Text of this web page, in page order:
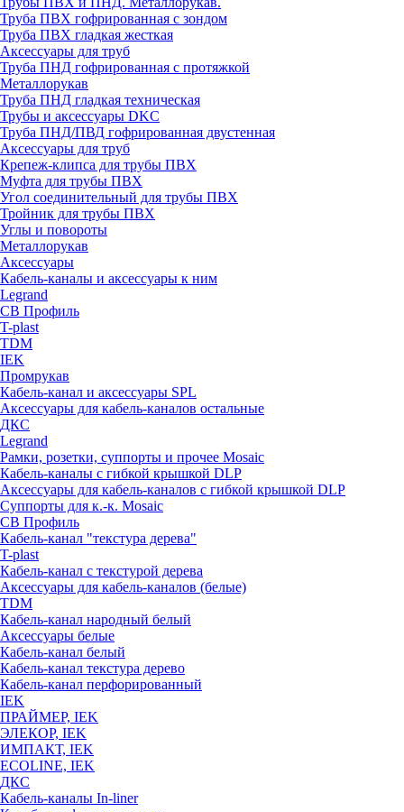
Труба ПВХ гофрированная с зондом
Труба ПВХ гладкая жесткая
Аксессуары для труб
Труба ПНД гофрированная с протяжкой
Металлорукав
Труба ПНД гладкая техническая
Трубы и аксессуары DKC
Труба ПНД/ПВД гофрированная двустенная
Аксессуары для труб
Крепеж-клипса для трубы ПВХ
Муфта для трубы ПВХ
Угол соединительный для трубы ПВХ
Тройник для трубы ПВХ
Углы и повороты
Металлорукав
Аксессуары
Кабель-каналы и аксессуары к ним
Legrand
СВ Профиль
T-plast
TDM
IEK
Промрукав
Кабель-канал и аксессуары SPL
Аксессуары для кабель-каналов остальные
ДКС
Legrand
Рамки, розетки, суппорты и прочее Mosaic
Кабель-каналы с гибкой крышкой DLP
Аксессуары для кабель-каналов с гибкой крышкой DLP
Суппорты для к.-к. Mosaic
СВ Профиль
Кабель-канал "текстура дерева"
T-plast
Кабель-канал с текстурой дерева
Аксессуары для кабель-каналов (белые)
TDM
Кабель-канал народный белый
Аксессуары белые
Кабель-канал белый
Кабель-канал текстура дерево
Кабель-канал перфорированный
IEK
ПРАЙМЕР, IEK
ЭЛЕКОР, IEK
ИМПАКТ, IEK
ECOLINE, IEK
ДКС
Кабель-каналы In-liner